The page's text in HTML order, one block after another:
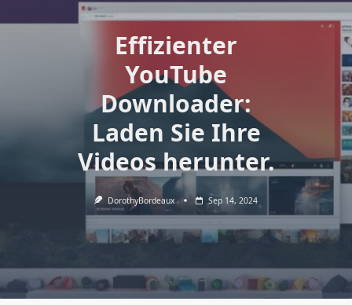
Effizienter
YouTube
Downloader:
Laden Sie Ihre
Videos herunter.
DorothyBordeaux Sep 14, 2024